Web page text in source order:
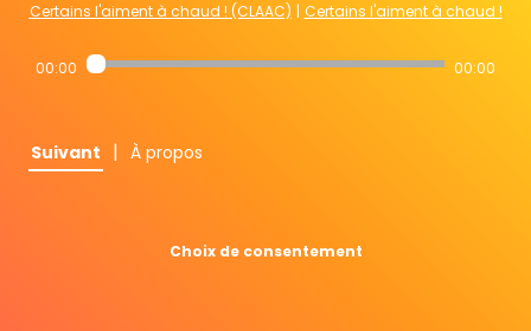
Certains l'aiment à chaud ! (CLAAC) | Certains l'aiment à chaud !
00:00 00:00
Suivant | À propos
Choix de consentement